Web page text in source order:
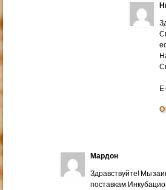
Мардон
Здравствуйте! Мы
поставкам